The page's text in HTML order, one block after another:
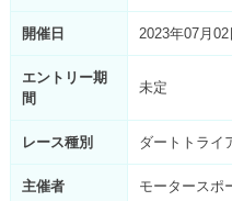
開催日 2023年07月
エントリー期
間
未定
レース種別 ダートトライ
主催者 モータースポ